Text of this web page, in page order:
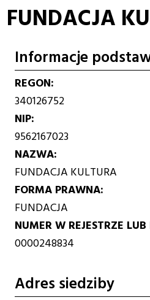
nawigacyjna
FUNDACJA
Informacje
REGON
340126752
NIP
9562167023
NAZWA
FUNDACJA KULTURA
FORMA PRAWNA
FUNDACJA
NUMER W REJESTRZE
0000248834
Adres siedziby